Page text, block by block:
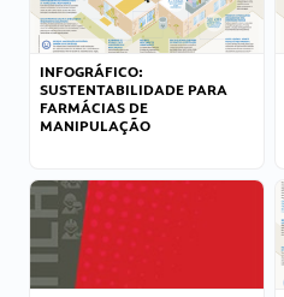
INFOGRÁFICO:
SUSTENTABILIDADE PARA
FARMÁCIAS DE
MANIPULAÇÃO